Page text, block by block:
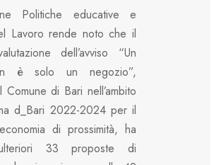
Politiche educative e
Lavoro rende noto che il
dell’avviso “Un
è solo un negozio”,
di Bari nell’ambito
d_Bari 2022-2024 per il
di prossimità, ha
33 proposte di